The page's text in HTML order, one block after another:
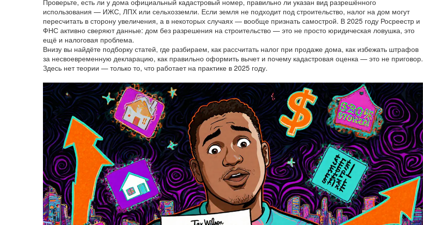
Проверьте, есть ли у дома официальный кадастровый номер, правильно ли указан вид разрешённого
использования — ИЖС, ЛПХ или сельхозземли. Если земля не подходит под строительство, налог на дом могут
пересчитать в сторону увеличения, а в некоторых случаях — вообще признать самострой. В 2025 году Росреестр и
ФНС активно сверяют данные: дом без разрешения на строительство — это не просто юридическая ловушка, это
ещё и налоговая проблема.
Внизу вы найдёте подборку статей, где разбираем, как рассчитать налог при продаже дома, как избежать штрафов
за несвоевременную декларацию, как правильно оформить вычет и почему кадастровая оценка — это не приговор.
Здесь нет теории — только то, что работает на практике в 2025 году.